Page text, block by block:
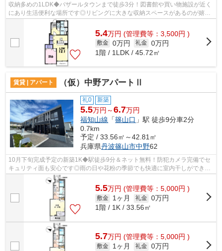
収納多めの1LDK◆バザールタウンまで徒歩3分！図書館や買い物施設が近く
にあり生活便利な場所です◎リビングに大きな収納スペースがあるのが嬉し
いですね♪駐車場2台OK！
5.4万円 (管理費等：3,500円 )
敷金 0万円 礼金 0万円
1階 / 1LDK / 45.72㎡
賃貸 | アパート （仮）中野アパートⅡ
礼0 新築
5.5万円～6.7万円
福知山線 「篠山口 」駅 徒歩9分車2分
0.7km
予定 / 33.56㎡～42.81㎡
兵庫県丹波篠山市中野62
10月下旬完成予定の新築1K◆駅徒歩9分＆ネット無料！防犯カメラ完備でセ
キュリティ面も安心です◎雨の日や花粉の季節でも快適に室内干しができる
インナーテラス付き！外からの視線を遮る...
5.5万円 (管理費等：5,000円 )
敷金 1ヶ月 礼金 0万円
1階 / 1K / 33.56㎡
5.7万円 (管理費等：5,000円 )
敷金 1ヶ月 礼金 0万円